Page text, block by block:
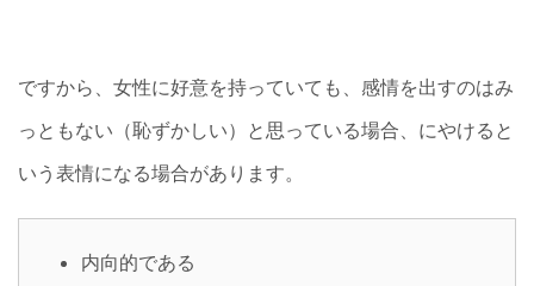
ですから、女性に好意を持っていても、感情を出すのはみ
っともない（恥ずかしい）と思っている場合、にやけると
いう表情になる場合があります。
内向的である